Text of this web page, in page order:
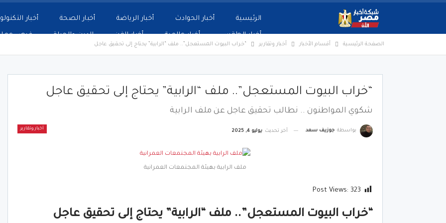
الرئيسية أخبار الحوادث أخبار الرياضة أخبار الصحة أخبار
أخبار الطقس أخبار عالمية أخبار الفن الدين والحياة فرص
الصفحة الرئيسية أقسام الأخبار أخبار وتقارير “خراب البيوت المستعجل”.. ملف “الرابية” يحتاج إلى تحقيق عاجل
“خراب البيوت المستعجل”.. ملف “الرابية” يحتاج إلى تحقيق عاجل
شكوي المواطنون .. نطالب تحقيق عاجل عن ملف الرابية
أخبار وتقارير بواسطة جوزيف سعد آخر تحديث يوليو 4, 2025
ملف الرابية بهيئة المجتمعات العمرانية
Post Views: 323
“خراب البيوت المستعجل”.. ملف “الرابية” يحتاج إلى تحقيق عاجل